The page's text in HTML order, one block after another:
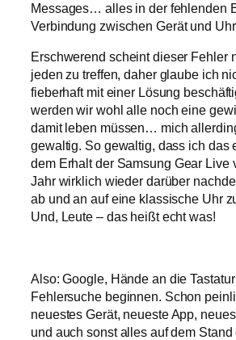
Messages… alles in der fehlenden
Verbindung zwischen Gerät und
Erschwerend scheint dieser Fehler
jeden zu treffen, daher glaube ich
fieberhaft mit einer Lösung
werden wir wohl alle noch eine
damit leben müssen… mich
gewaltig. So gewaltig, dass ich das
dem Erhalt der Samsung Gear Live
Jahr wirklich wieder darüber
ab und an auf eine klassische Uhr
Und, Leute – das heißt echt was!
Also: Google, Hände an die
Fehlersuche beginnen. Schon
neuestes Gerät, neueste App,
und auch sonst alles auf dem Stand